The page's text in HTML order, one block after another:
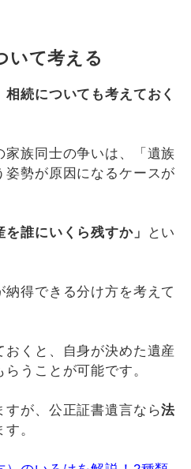
いて考える
相続についても考えておく
家族同士の争いは、「遺族
姿勢が原因になるケースが
を誰にいくら残すか」
とい
得できる分け方を考えて
おくと、自身が決めた遺産
うことが可能です。
すが、公正証書遺言なら法
。